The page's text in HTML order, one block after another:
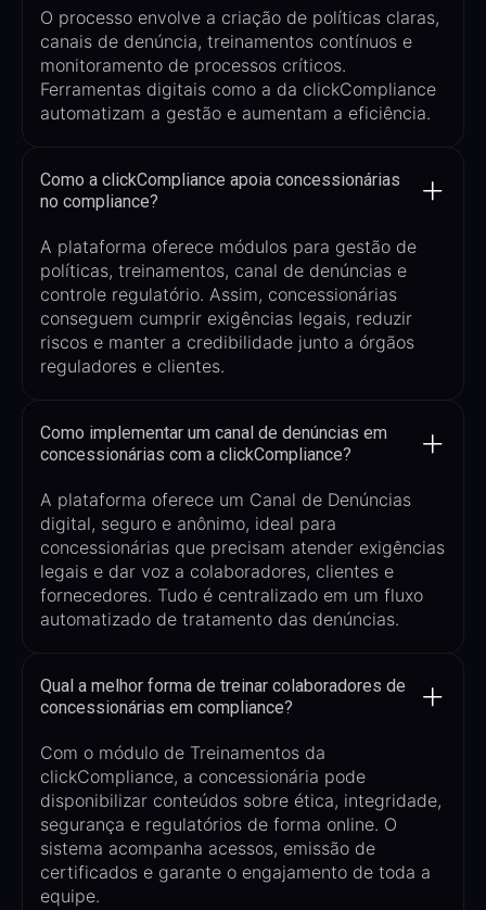
O processo envolve a criação de políticas claras,
canais de denúncia, treinamentos contínuos e
monitoramento de processos críticos.
Ferramentas digitais como a da clickCompliance
automatizam a gestão e aumentam a eficiência.
Como a clickCompliance apoia concessionárias
no compliance?
A plataforma oferece módulos para gestão de
políticas, treinamentos, canal de denúncias e
controle regulatório. Assim, concessionárias
conseguem cumprir exigências legais, reduzir
riscos e manter a credibilidade junto a órgãos
reguladores e clientes.
Como implementar um canal de denúncias em
concessionárias com a clickCompliance?
A plataforma oferece um Canal de Denúncias
digital, seguro e anônimo, ideal para
concessionárias que precisam atender exigências
legais e dar voz a colaboradores, clientes e
fornecedores. Tudo é centralizado em um fluxo
automatizado de tratamento das denúncias.
Qual a melhor forma de treinar colaboradores de
concessionárias em compliance?
Com o módulo de Treinamentos da
clickCompliance, a concessionária pode
disponibilizar conteúdos sobre ética, integridade,
segurança e regulatórios de forma online. O
sistema acompanha acessos, emissão de
certificados e garante o engajamento de toda a
equipe.